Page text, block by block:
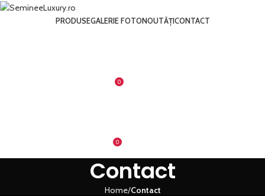
PRODUSEGALERIE FOTONOUTĂȚICONTACT
0
0
Contact
Home Contact